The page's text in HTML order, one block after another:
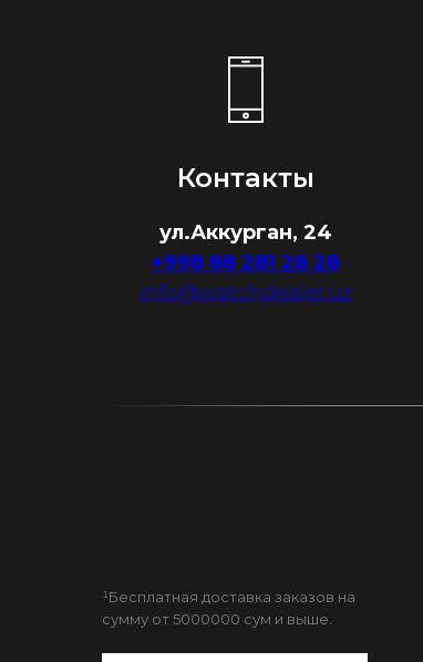
Контакты
ул.Аккурган, 24
+998 88 281 28 28
info@watchdealer.uz
¹Бесплатная доставка заказов на
сумму от 5000000 сум и выше.